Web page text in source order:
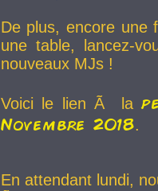
De plus, encore une
une table, lancez-
nouveaux MJs !
Voici le lien Ã la
Novembre 2018.
En attendant lundi,